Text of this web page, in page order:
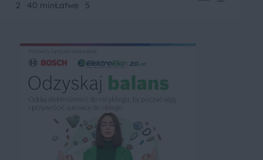
2 40 minŁatwe 5